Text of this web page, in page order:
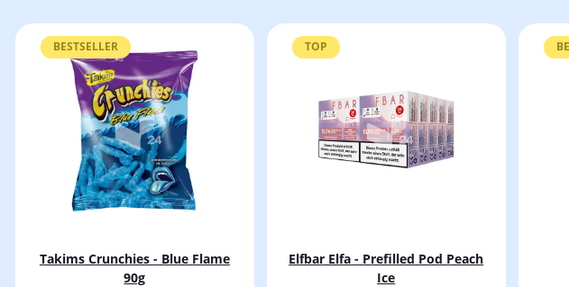
BESTSELLER
Takims Crunchies - Blue Flame
90g
TOP
Elfbar Elfa - Prefilled Pod Peach
Ice